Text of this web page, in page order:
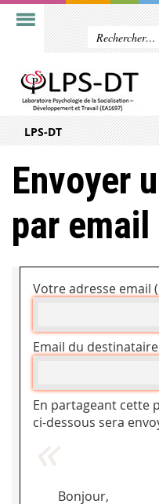
LPS-DT
Envoyer
par email
Votre adresse email
Email du
En partageant cette
ci-dessous sera
Bonjour,